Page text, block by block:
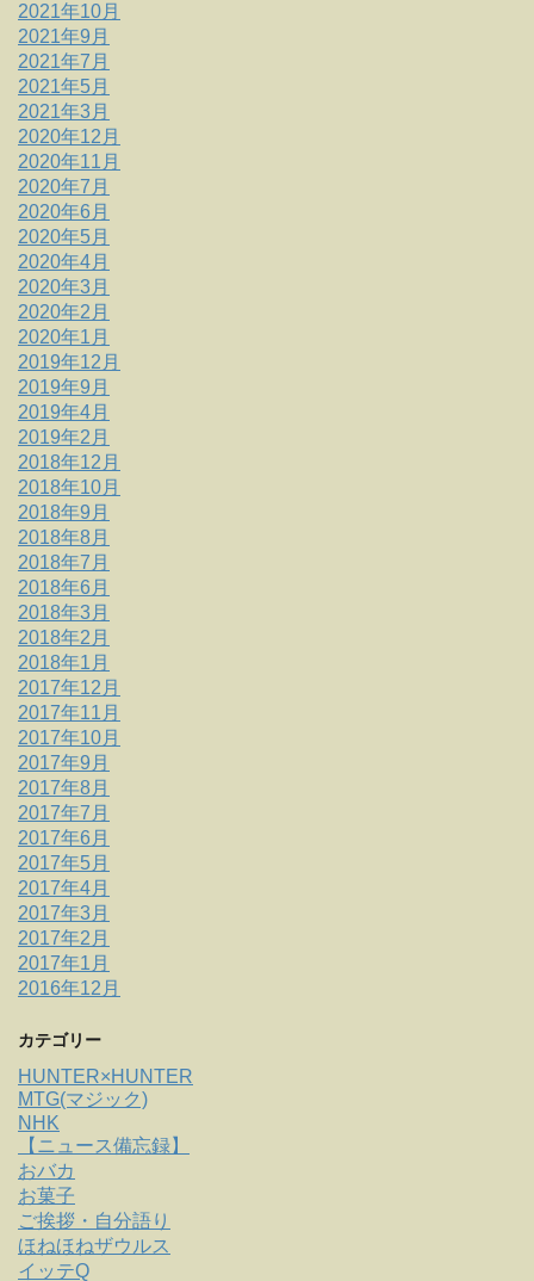
2021年10月
2021年9月
2021年7月
2021年5月
2021年3月
2020年12月
2020年11月
2020年7月
2020年6月
2020年5月
2020年4月
2020年3月
2020年2月
2020年1月
2019年12月
2019年9月
2019年4月
2019年2月
2018年12月
2018年10月
2018年9月
2018年8月
2018年7月
2018年6月
2018年3月
2018年2月
2018年1月
2017年12月
2017年11月
2017年10月
2017年9月
2017年8月
2017年7月
2017年6月
2017年5月
2017年4月
2017年3月
2017年2月
2017年1月
2016年12月
カテゴリー
HUNTER×HUNTER
MTG(マジック)
NHK
【ニュース備忘録】
おバカ
お菓子
ご挨拶・自分語り
ほねほねザウルス
イッテQ